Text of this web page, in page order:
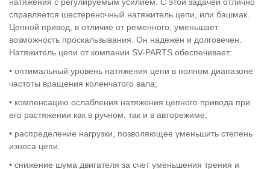
справляется шестереночный натяжитель цепи, или башмак.
Цепной привод, в отличие от ременного, уменьшает
возможность проскальзывания. Он надежен и долговечен.
Натяжитель цепи от компании SV-PARTS обеспечивает:
• оптимальный уровень натяжения цепи в полном диапазоне
частоты вращения коленчатого вала;
• компенсацию ослабления натяжения цепного привода при
его растяжении как в ручном, так и в авторежиме;
• распределение нагрузки, позволяющее уменьшить степень
износа цепи.
• снижение шума двигателя за счет уменьшения трения и